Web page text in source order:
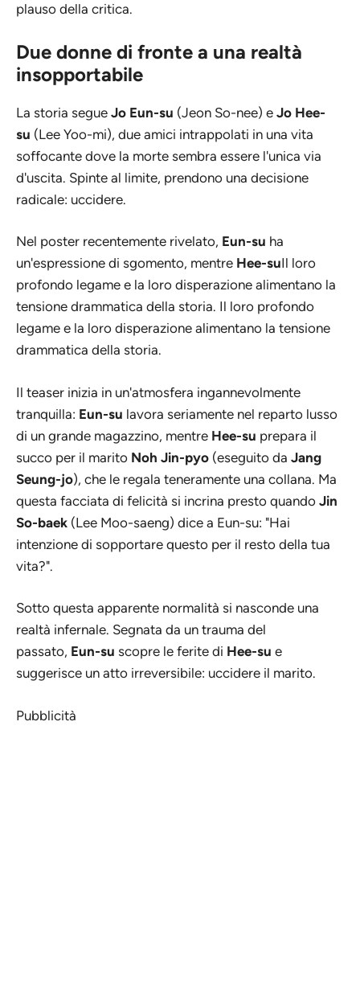
plauso della critica.
Due donne di fronte a una realtà
insopportabile
La storia segue Jo Eun-su (Jeon So-nee) e Jo Hee-
su (Lee Yoo-mi), due amici intrappolati in una vita
soffocante dove la morte sembra essere l'unica via
d'uscita. Spinte al limite, prendono una decisione
radicale: uccidere.
Nel poster recentemente rivelato, Eun-su ha
un'espressione di sgomento, mentre Hee-suIl loro
profondo legame e la loro disperazione alimentano la
tensione drammatica della storia. Il loro profondo
legame e la loro disperazione alimentano la tensione
drammatica della storia.
Il teaser inizia in un'atmosfera ingannevolmente
tranquilla: Eun-su lavora seriamente nel reparto lusso
di un grande magazzino, mentre Hee-su prepara il
succo per il marito Noh Jin-pyo (eseguito da Jang
Seung-jo), che le regala teneramente una collana. Ma
questa facciata di felicità si incrina presto quando Jin
So-baek (Lee Moo-saeng) dice a Eun-su: "Hai
intenzione di sopportare questo per il resto della tua
vita?".
Sotto questa apparente normalità si nasconde una
realtà infernale. Segnata da un trauma del
passato, Eun-su scopre le ferite di Hee-su e
suggerisce un atto irreversibile: uccidere il marito.
Pubblicità